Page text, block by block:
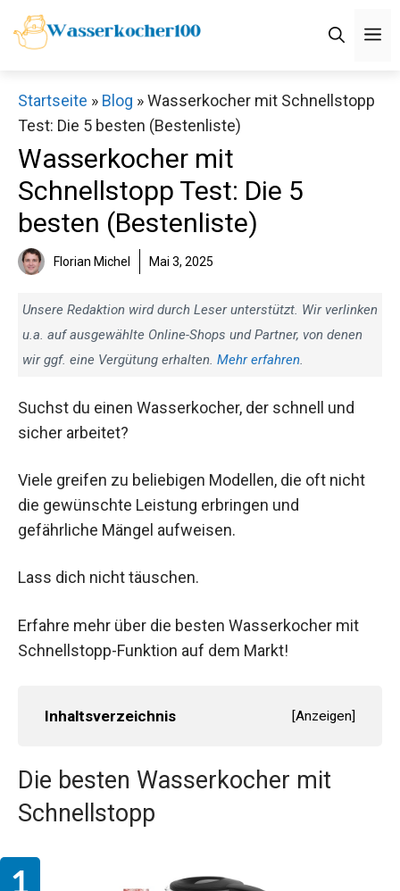
Zum
Inhalt
Startseite » Blog »Wasserkocher mit Schnellstopp
Test: Die 5 besten (Bestenliste)
Wasserkocher mit
Schnellstopp Test: Die 5
besten (Bestenliste)
Florian Michel Mai 3, 2025
Unsere Redaktion wird durch Leser unterstützt. Wir verlinken
u.a. auf ausgewählte Online-Shops und Partner, von denen
wir ggf. eine Vergütung erhalten. Mehr erfahren.
Suchst du einen Wasserkocher, der schnell und
sicher arbeitet?
Viele greifen zu beliebigen Modellen, die oft nicht
die gewünschte Leistung erbringen und
gefährliche Mängel aufweisen.
Lass dich nicht täuschen.
Erfahre mehr über die besten Wasserkocher mit
Schnellstopp-Funktion auf dem Markt!
Inhaltsverzeichnis [Anzeigen]
Die besten Wasserkocher mit
Schnellstopp